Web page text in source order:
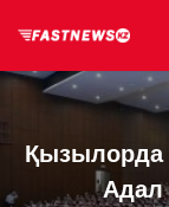
Қызылорда
Адал